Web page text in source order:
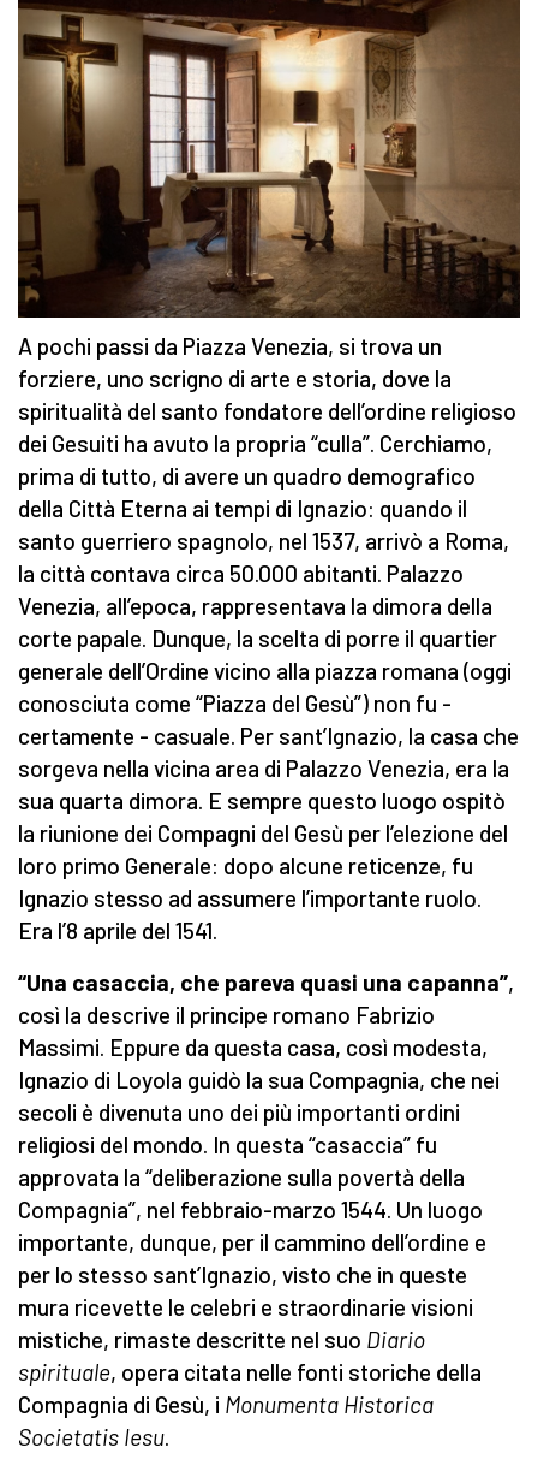
A pochi passi da Piazza Venezia, si trova un
forziere, uno scrigno di arte e storia, dove la
spiritualità del santo fondatore dell’ordine religioso
dei Gesuiti ha avuto la propria “culla”. Cerchiamo,
prima di tutto, di avere un quadro demografico
della Città Eterna ai tempi di Ignazio: quando il
santo guerriero spagnolo, nel 1537, arrivò a Roma,
la città contava circa 50.000 abitanti. Palazzo
Venezia, all’epoca, rappresentava la dimora della
corte papale. Dunque, la scelta di porre il quartier
generale dell’Ordine vicino alla piazza romana (oggi
conosciuta come “Piazza del Gesù”) non fu -
certamente - casuale. Per sant’Ignazio, la casa che
sorgeva nella vicina area di Palazzo Venezia, era la
sua quarta dimora. E sempre questo luogo ospitò
la riunione dei Compagni del Gesù per l’elezione del
loro primo Generale: dopo alcune reticenze, fu
Ignazio stesso ad assumere l’importante ruolo.
Era l’8 aprile del 1541.
“Una casaccia, che pareva quasi una capanna”,
così la descrive il principe romano Fabrizio
Massimi. Eppure da questa casa, così modesta,
Ignazio di Loyola guidò la sua Compagnia, che nei
secoli è divenuta uno dei più importanti ordini
religiosi del mondo. In questa “casaccia” fu
approvata la “deliberazione sulla povertà della
Compagnia”, nel febbraio-marzo 1544. Un luogo
importante, dunque, per il cammino dell’ordine e
per lo stesso sant’Ignazio, visto che in queste
mura ricevette le celebri e straordinarie visioni
mistiche, rimaste descritte nel suo Diario
spirituale, opera citata nelle fonti storiche della
Compagnia di Gesù, i Monumenta Historica
Societatis Iesu.